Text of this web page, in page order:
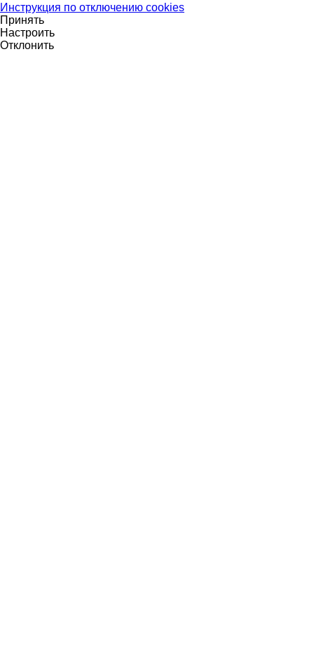
Инструкция по отключению cookies
Принять
Настроить
Отклонить